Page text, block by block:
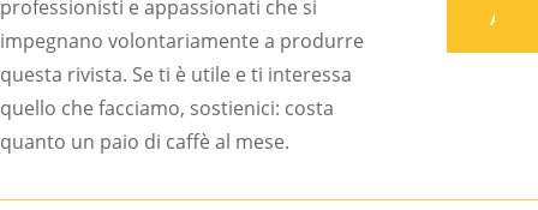
professionisti e appassionati che si
impegnano volontariamente a produrre
questa rivista. Se ti è utile e ti interessa
quello che facciamo, sostienici: costa
quanto un paio di caffè al mese.